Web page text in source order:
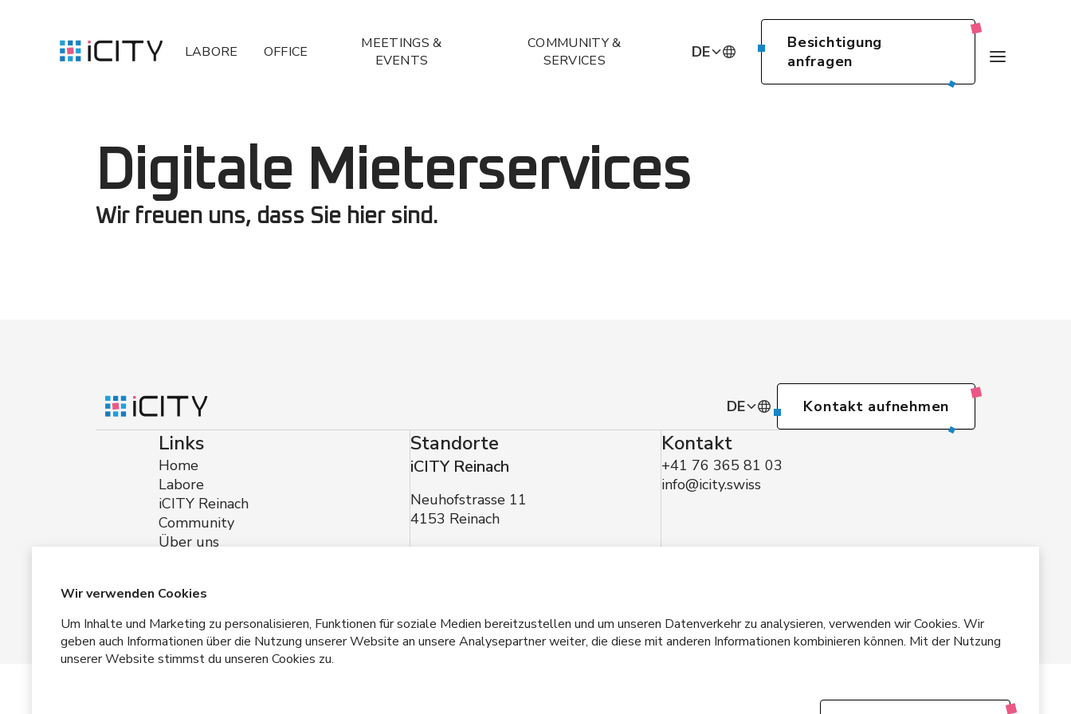
LABORE OFFICE
MEETINGS &
EVENTS
COMMUNITY &
SERVICES
DE
Besichtigung
anfragen
Digitale Mieterservices
Wir freuen uns, dass Sie hier sind.
DE
DE
Kontakt aufnehmen
Links
Home
Labore
iCITY Reinach
Community
Über uns
Standorte
iCITY Reinach
Neuhofstrasse 11
4153 Reinach
Kontakt
+41 76 365 81 03
info@icity.swiss
Wir verwenden Cookies
Um Inhalte und Marketing zu personalisieren, Funktionen für soziale Medien bereitzustellen und um unseren Datenverkehr zu analysieren, verwenden wir Cookies. Wir
geben auch Informationen über die Nutzung unserer Website an unsere Analysepartner weiter, die diese mit anderen Informationen kombinieren können. Mit der Nutzung
unserer Website stimmst du unseren Cookies zu.